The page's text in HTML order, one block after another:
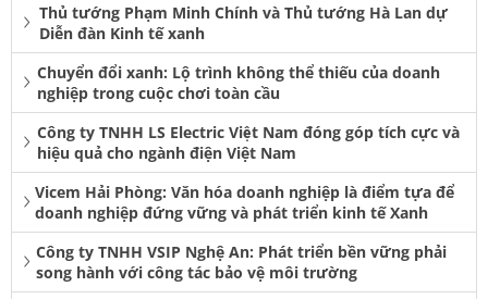
Thủ tướng Phạm Minh Chính và Thủ tướng Hà Lan dự
Diễn đàn Kinh tế xanh
Chuyển đổi xanh: Lộ trình không thể thiếu của doanh
nghiệp trong cuộc chơi toàn cầu
Công ty TNHH LS Electric Việt Nam đóng góp tích cực và
hiệu quả cho ngành điện Việt Nam
Vicem Hải Phòng: Văn hóa doanh nghiệp là điểm tựa để
doanh nghiệp đứng vững và phát triển kinh tế Xanh
Công ty TNHH VSIP Nghệ An: Phát triển bền vững phải
song hành với công tác bảo vệ môi trường